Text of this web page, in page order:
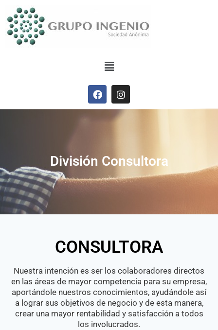
División Consultora
CONSULTORA
Nuestra intención es ser los colaboradores directos
en las áreas de mayor competencia para su empresa,
aportándole nuestros conocimientos, ayudándole así
a lograr sus objetivos de negocio y de esta manera,
crear una mayor rentabilidad y satisfacción a todos
los involucrados.